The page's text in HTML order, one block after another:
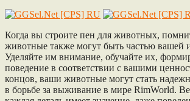
Когда вы строите пен для животных,
животные также могут быть частью вашей
Уделяйте им внимание, обучайте их,
поведение в соответствии с вашими
концов, ваши животные могут стать
в борьбе за выживание в мире RimWorld.